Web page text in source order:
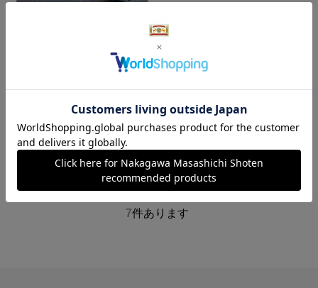
簾・タペストリー用
竹棒 晒竹 135㎝
0.0（0）
7件あります